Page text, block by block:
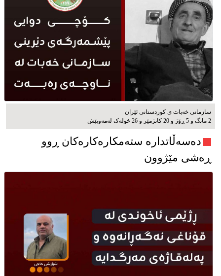
سازمانی خەبات ی كوردستانی ئێران
2 مانگ و 5 ڕۆژ و 20 کاتژمێر و 26 خوله‌ک له‌مه‌وپێش‌
دەسەڵاتدارە ستەمکارەکارەکان ڕوو
ڕەشی مێژوون